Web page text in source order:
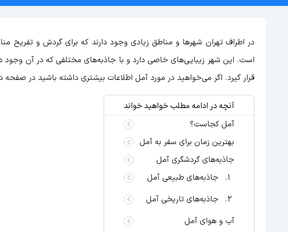
در اطراف تهران شهرها و مناطق زیادی وجود دارند که برای گردش و تفریح
است. این شهر زیبایی‌های خاصی دارد و با جاذبه‌های مختلفی که در آن وجود
قرار گیرد. اگر می‌خواهید در مورد آمل اطلاعات بیشتری داشته باشید در صفحه
آنچه در ادامه مطلب خواهید خواند
آمل کجاست؟
بهترین زمان برای سفر به آمل
جاذبه‌های گردشگری آمل
جاذبه‌های طبیعی آمل
جاذبه‌های تاریخی آمل
آب و هوای آمل